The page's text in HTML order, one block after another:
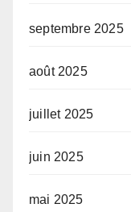
septembre 2025
août 2025
juillet 2025
juin 2025
mai 2025